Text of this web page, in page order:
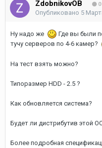
ZdobnikovOB 0
Опубликовано 5
Ну надо же
Где вы были
тучу серверов по 4-6 камер?
На тест взять можно?
Типоразмер HDD - 2.5 ?
Как обновляется система?
Будет ли дистрибутив этой
Более подробная